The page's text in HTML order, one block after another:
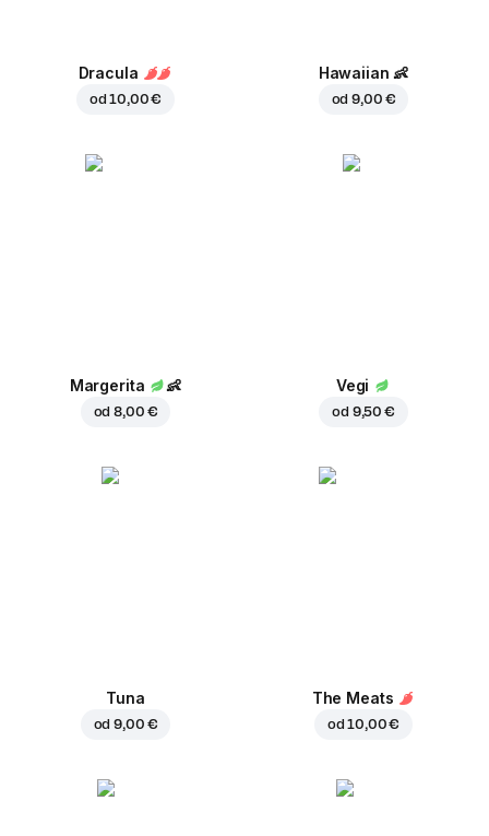
Dracula
od10,00 €
Hawaiian 👶
od9,00 €
Margerita 👶
od8,00 €
Vegi
od 9,50 €
Tuna
od9,00 €
The Meats
od10,00 €